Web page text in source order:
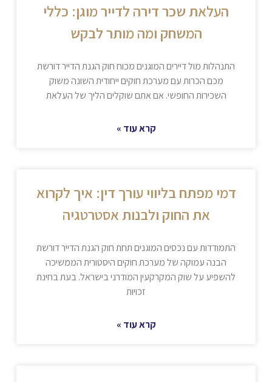
העלאת שכר דירה לדייר מוגן: כללי
המשחק ומה מותר לבקש
התנהלות מול דיירים המוגנים מכוח חוק הגנת הדייר דורשת
מכם הכרות עם מערכת חוקים ייחודית השונה משוק
השכירות החופשי. אם אתם שוקלים הליך של העלאת
קרא עוד »
דמי מפתח בליווי עורך דין: איך לקרוא
את החוק ולבנות אסטרטגיה
התמודדות עם נכסים המוגנים תחת חוק הגנת הדייר דורשת
הבנה עמוקה של מערכת חוקים היסטורית הממשיכה
להשפיע על שוק המקרקעין המודרני בישראל. בעת בחינת
זכויות
קרא עוד »